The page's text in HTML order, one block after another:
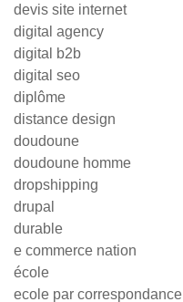
devis site internet
digital agency
digital b2b
digital seo
diplôme
distance design
doudoune
doudoune homme
dropshipping
drupal
durable
e commerce nation
école
ecole par correspondance